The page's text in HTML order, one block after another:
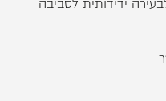
ידידותית לסביבה